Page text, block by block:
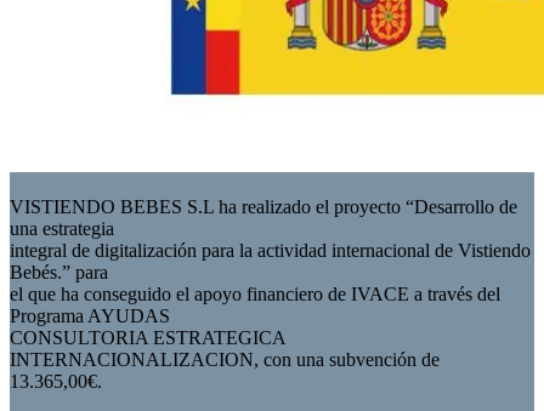
VISTIENDO BEBES S.L ha realizado el proyecto “Desarrollo de
una estrategia
integral de digitalización para la actividad internacional de Vistiendo
Bebés.” para
el que ha conseguido el apoyo financiero de IVACE a través del
Programa AYUDAS
CONSULTORIA ESTRATEGICA
INTERNACIONALIZACION, con una subvención de
13.365,00€.